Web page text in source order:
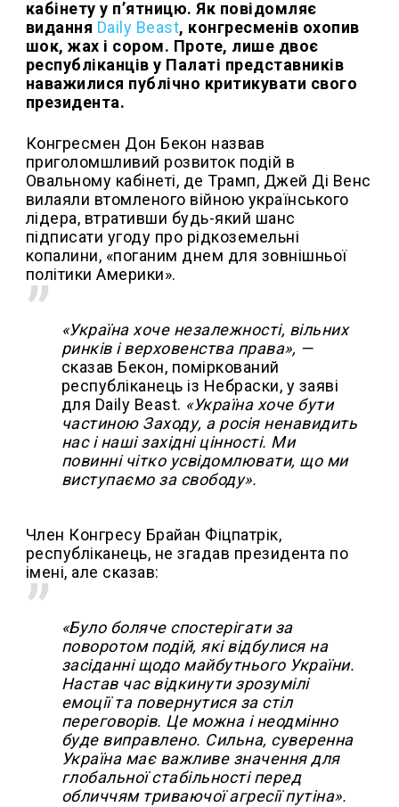
кабінету у п’ятницю. Як повідомляє
видання Daily Beast, конгресменів охопив
шок, жах і сором. Проте, лише двоє
республіканців у Палаті представників
наважилися публічно критикувати свого
президента.
Конгресмен Дон Бекон назвав
приголомшливий розвиток подій в
Овальному кабінеті, де Трамп, Джей Ді Венс
вилаяли втомленого війною українського
лідера, втративши будь-який шанс
підписати угоду про рідкоземельні
копалини, «поганим днем ​​для зовнішньої
політики Америки».
«Україна хоче незалежності, вільних
ринків і верховенства права», —
сказав Бекон, поміркований
республіканець із Небраски, у заяві
для Daily Beast. «Україна хоче бути
частиною Заходу, а росія ненавидить
нас і наші західні цінності. Ми
повинні чітко усвідомлювати, що ми
виступаємо за свободу».
Член Конгресу Брайан Фіцпатрік,
республіканець, не згадав президента по
імені, але сказав:
«Було боляче спостерігати за
поворотом подій, які відбулися на
засіданні щодо майбутнього України.
Настав час відкинути зрозумілі
емоції та повернутися за стіл
переговорів. Це можна і неодмінно
буде виправлено. Сильна, суверенна
Україна має важливе значення для
глобальної стабільності перед
обличчям триваючої агресії путіна».